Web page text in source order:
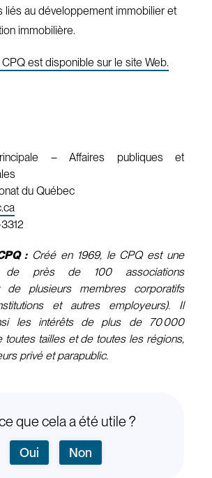
liés au développement immobilier et
immobilière.
est disponible sur le site Web.
– Affaires publiques et
du Québec
:Créé en 1969, le CPQ est une
de près de 100 associations
de plusieurs membres corporatifs
et autres employeurs). Il
les intérêts de plus de 70 000
toutes tailles et de toutes les régions,
privé et parapublic.
que cela a été utile ?
Oui Non